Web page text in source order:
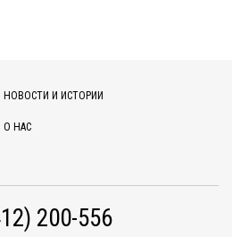
НОВОСТИ И ИСТОРИИ
О НАС
200-556